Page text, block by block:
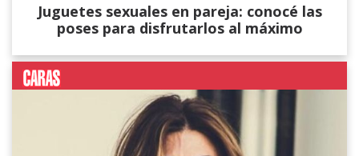
Juguetes sexuales en pareja: conocé las
poses para disfrutarlos al máximo